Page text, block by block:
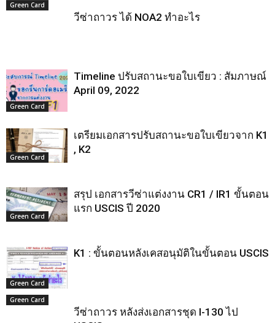
Green Card
วีซ่าถาวร ได้ NOA2 ทำอะไร
Green Card
Timeline ปรับสถานะขอใบเขียว : สัมภาษณ์
April 09, 2022
Green Card
เตรียมเอกสารปรับสถานะขอใบเขียวจาก K1
, K2
Green Card
สรุป เอกสารวีซ่าแต่งงาน CR1 / IR1 ขั้นตอน
แรก USCIS ปี 2020
Green Card
K1 : ขั้นตอนหลังเคสอนุมัติในขั้นตอน USCIS
Green Card
วีซ่าถาวร หลังส่งเอกสารชุด I-130 ไป